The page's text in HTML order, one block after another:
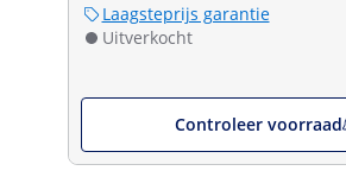
Laagsteprijs garantie
Uitverkocht
Controleer voorraad